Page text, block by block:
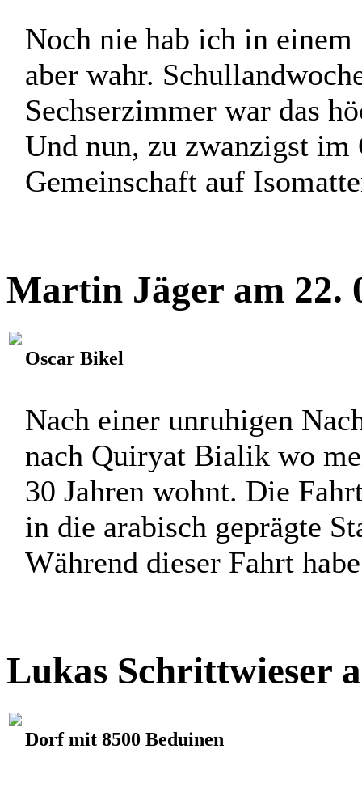
Noch nie hab ich in einem
aber wahr.
Sechserzimmer war das
Und nun, zu zwanzigst im
Gemeinschaft auf
Martin Jäger am 22.
Oscar Bikel
Nach einer unruhigen
nach Quiryat Bialik wo
30 Jahren wohnt. Die
in die arabisch geprägte
Während dieser Fahrt
Lukas Schrittwieser
Dorf mit 8500 Beduinen